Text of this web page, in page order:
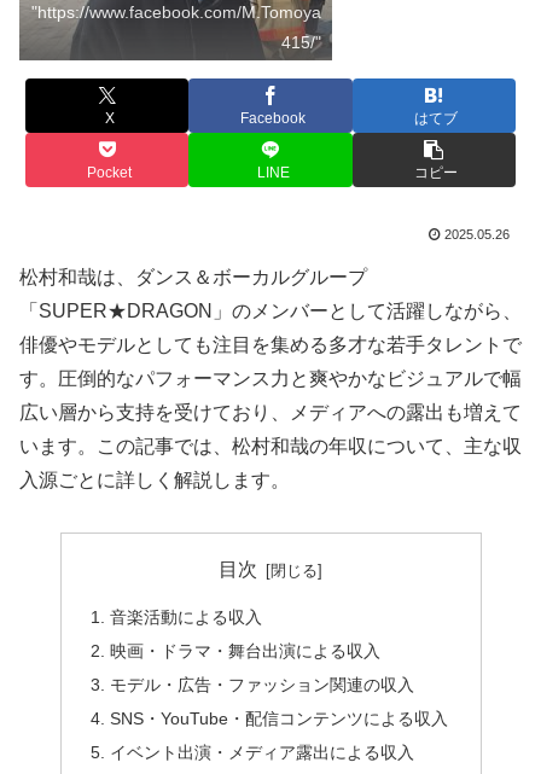
"https://www.facebook.com/M.Tomoya
415/"
X Facebook はてブ
Pocket LINE コピー
2025.05.26
松村和哉は、ダンス＆ボーカルグループ
「SUPER★DRAGON」のメンバーとして活躍しながら、
俳優やモデルとしても注目を集める多才な若手タレントで
す。圧倒的なパフォーマンス力と爽やかなビジュアルで幅
広い層から支持を受けており、メディアへの露出も増えて
います。この記事では、松村和哉の年収について、主な収
入源ごとに詳しく解説します。
目次
音楽活動による収入
映画・ドラマ・舞台出演による収入
モデル・広告・ファッション関連の収入
SNS・YouTube・配信コンテンツによる収入
イベント出演・メディア露出による収入